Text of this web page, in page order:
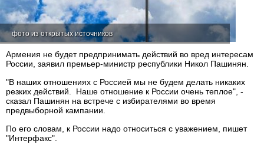
фото из открытых источников
Армения не будет предпринимать действий во вред интересам
России, заявил премьер-министр республики Никол Пашинян.
"В наших отношениях с Россией мы не будем делать никаких
резких действий. Наше отношение к России очень теплое", -
сказал Пашинян на встрече с избирателями во время
предвыборной кампании.
По его словам, к России надо относиться с уважением, пишет
"Интерфакс".